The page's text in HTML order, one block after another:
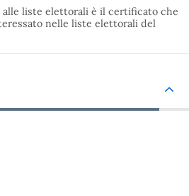
liste elettorali è il certificato che
nelle liste elettorali del